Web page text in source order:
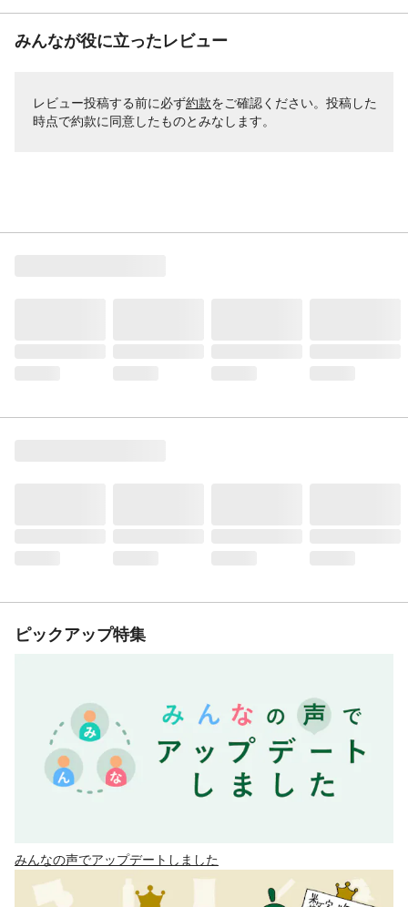
みんなが役に立ったレビュー
レビュー投稿する前に必ず約款をご確認ください。投稿した
時点で約款に同意したものとみなします。
ピックアップ特集
みんなの声でアップデートしました